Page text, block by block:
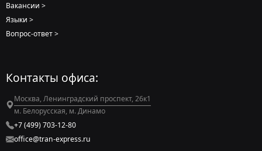
Вакансии
Языки
Вопрос-ответ
Контакты офиса:
Москва, Ленинградский проспект, 26к1
м. Белорусская, м. Динамо
+7 (499) 703-12-80
office@tran-express.ru